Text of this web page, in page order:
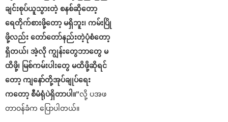
ချင်းစုပ်ယူသွားတဲ့ စနစ်ဆိုတော့
ရေတိုက်စားဖို့တော့ မရှိဘူး၊ ကမ်းပြို
ဖို့လည်း တော်တော်နည်းတဲ့ပုံစံတော့
ရှိတယ်၊ အဲ့လို ကျွန်းတွေဘာတွေ မ
ထိဖို့၊ မြစ်ကမ်းပါးတွေ မထိဖို့ဆိုရင်
တော့ ကျနော်တို့အုပ်ချုပ်ရေး
ကတော့ စီမံရုံပဲရှိတာပါ။”လို့ ပအဖ
တာဝန်ခံက ပြောပါတယ်။